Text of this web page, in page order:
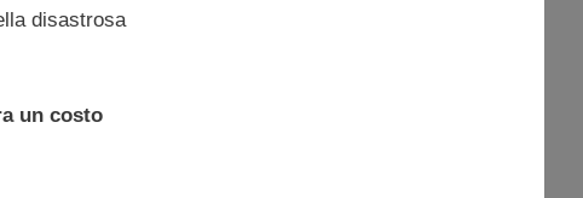
disastrosa
un costo